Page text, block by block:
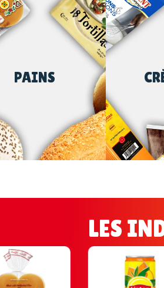
PAINS
LES